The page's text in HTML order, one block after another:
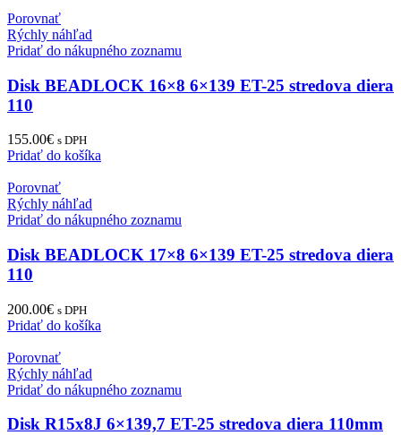
Porovnať
Rýchly náhľad
Pridať do nákupného zoznamu
Disk BEADLOCK 16×8 6×139 ET-25 stredova diera
110
155.00€ s DPH
Pridať do košíka
Porovnať
Rýchly náhľad
Pridať do nákupného zoznamu
Disk BEADLOCK 17×8 6×139 ET-25 stredova diera
110
200.00€ s DPH
Pridať do košíka
Porovnať
Rýchly náhľad
Pridať do nákupného zoznamu
Disk R15x8J 6×139,7 ET-25 stredova diera 110mm